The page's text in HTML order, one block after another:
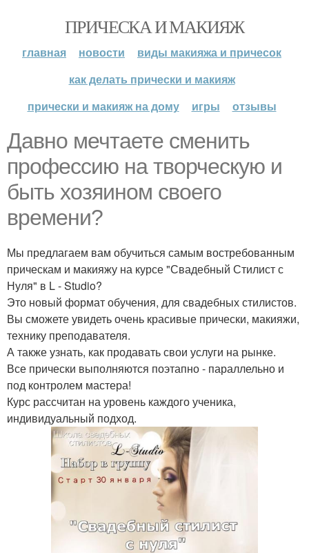
ПРИЧЕСКА И МАКИЯЖ
главная новости
виды макияжа и причесок
как делать прически и макияж
прически и макияж на дому
игры отзывы
Давно мечтаете сменить
профессию на творческую и
быть хозяином своего
времени?
Мы предлагаем вам обучиться самым востребованным
прическам и макияжу на курсе "Свадебный Стилист с
Нуля" в L - Studio?
Это новый формат обучения, для свадебных стилистов.
Вы сможете увидеть очень красивые прически, макияжи,
технику преподавателя.
А также узнать, как продавать свои услуги на рынке.
Все прически выполняются поэтапно - параллельно и
под контролем мастера!
Курс рассчитан на уровень каждого ученика,
индивидуальный подход.